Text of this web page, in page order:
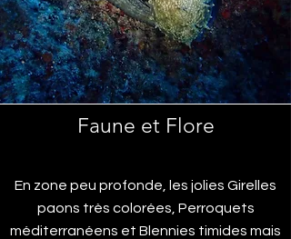
Faune et Flore
En zone peu profonde, les jolies Girelles
paons très colorées, Perroquets
méditerranéens et Blennies timides mais